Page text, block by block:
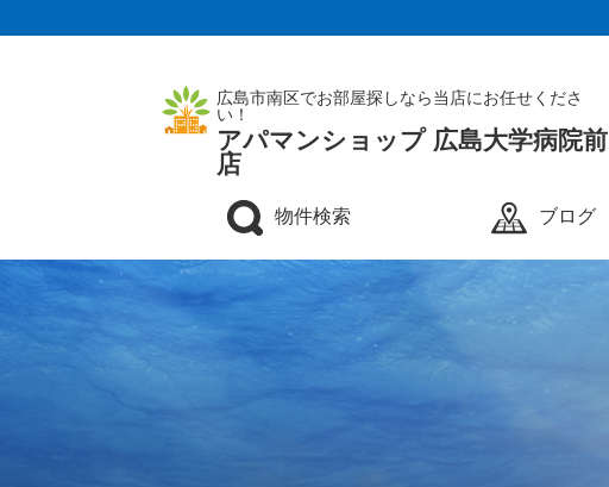
広島市南区でお部屋探しなら当店にお任せくださ
い！
アパマンショップ 広島大学病院前
店
物件検索 ブログ